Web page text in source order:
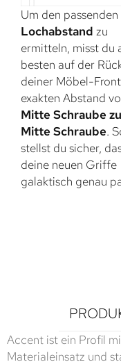
Um den passenden
Lochabstand zu
ermitteln, misst du
besten auf der
deiner Möbel-
exakten Abstand
Mitte Schraube zu
Mitte Schraube.
stellst du sicher,
deine neuen Griffe
galaktisch genau
Accent ist ein Profil
Materialeinsatz und